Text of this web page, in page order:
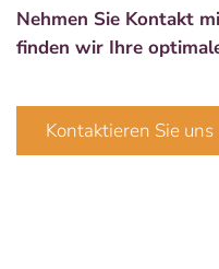
Nehmen Sie Kontakt
finden wir Ihre
Kontaktieren Sie uns